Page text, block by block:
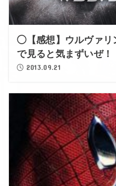
◯【感想】ウルヴァリ
で見ると気まずいぜ
2013.09.21